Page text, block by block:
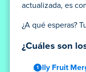
actualizada, es
¿A qué esperas?
¿Cuáles son
Jelly Fruit